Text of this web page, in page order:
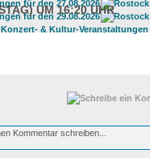
UM 16:20 UHR